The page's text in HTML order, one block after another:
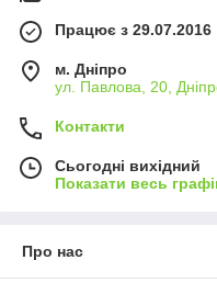
Працює з 29.07.2016
м. Дніпро
ул. Павлова, 20,
Контакти
Сьогодні вихідний
Показати весь
Про нас